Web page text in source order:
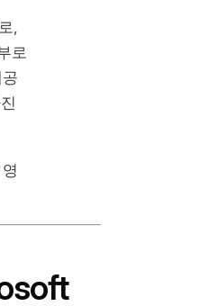
,
로